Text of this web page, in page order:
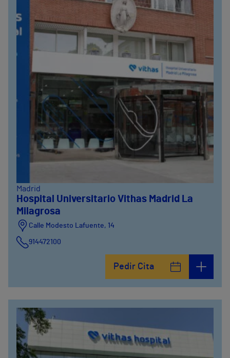
Madrid
Hospital Universitario Vithas Madrid La
Milagrosa
Calle Modesto Lafuente, 14
914472100
Pedir Cita